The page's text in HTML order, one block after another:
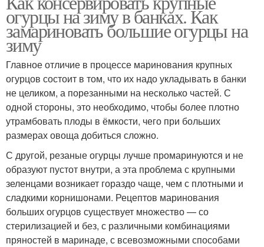
огурцы на зиму в банках. Как
замариновать большие огурцы на
зиму
Главное отличие в процессе маринования крупных
огурцов состоит в том, что их надо укладывать в банки
не целиком, а порезанными на несколько частей. С
одной стороны, это необходимо, чтобы более плотно
утрамбовать плоды в ёмкости, чего при больших
размерах овоща добиться сложно.
С другой, резаные огурцы лучше промаринуются и не
образуют пустот внутри, а эта проблема с крупными
зеленцами возникает гораздо чаще, чем с плотными и
сладкими корнишонами. Рецептов маринования
больших огурцов существует множество — со
стерилизацией и без, с различными комбинациями
пряностей в маринаде, с всевозможными способами